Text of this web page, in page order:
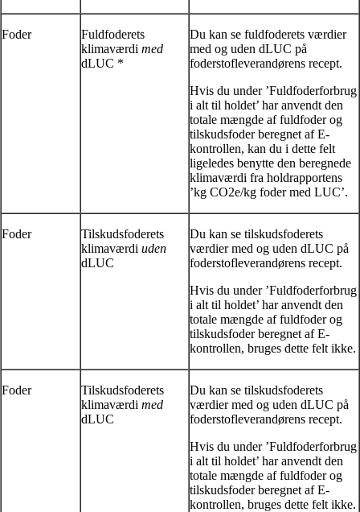
Foder
Fuldfoderets
klimaværdi med
dLUC *
Du kan se fuldfoderets værdier
med og uden dLUC på
foderstofleverandørens recept.
Hvis du under ’Fuldfoderforbrug
i alt til holdet’ har anvendt den
totale mængde af fuldfoder og
tilskudsfoder beregnet af E-
kontrollen, kan du i dette felt
ligeledes benytte den beregnede
klimaværdi fra holdrapportens
’kg CO2e/kg foder med LUC’.
Foder
Tilskudsfoderets
klimaværdi uden
dLUC
Du kan se tilskudsfoderets
værdier med og uden dLUC på
foderstofleverandørens recept.
Hvis du under ’Fuldfoderforbrug
i alt til holdet’ har anvendt den
totale mængde af fuldfoder og
tilskudsfoder beregnet af E-
kontrollen, bruges dette felt ikke.
Foder
Tilskudsfoderets
klimaværdi med
dLUC
Du kan se tilskudsfoderets
værdier med og uden dLUC på
foderstofleverandørens recept.
Hvis du under ’Fuldfoderforbrug
i alt til holdet’ har anvendt den
totale mængde af fuldfoder og
tilskudsfoder beregnet af E-
kontrollen, bruges dette felt ikke.